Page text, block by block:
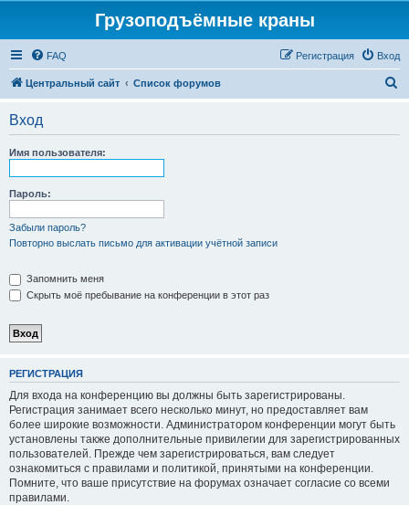
Грузоподъёмные краны
FAQ Вход
Регистрация
Центральный сайт Список форумов
Вход
Имя пользователя:
Пароль:
Забыли пароль?
Повторно выслать письмо для активации учётной записи
Запомнить меня
Скрыть моё пребывание на конференции в этот раз
РЕГИСТРАЦИЯ
Для входа на конференцию вы должны быть зарегистрированы.
Регистрация занимает всего несколько минут, но предоставляет вам
более широкие возможности. Администратором конференции могут быть
установлены также дополнительные привилегии для зарегистрированных
пользователей. Прежде чем зарегистрироваться, вам следует
ознакомиться с правилами и политикой, принятыми на конференции.
Помните, что ваше присутствие на форумах означает согласие со всеми
правилами.